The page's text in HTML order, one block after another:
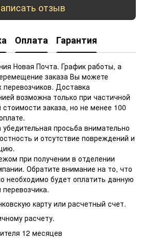
отзыв
Оплата Гарантия
Новая Почта. График работы, а
заказа Вы можете
Доставка
возможна только при частичной
заказа, но не менее 100
просьба внимательно
и отсутствие повреждений и
при получении в отделении
Обратите внимание на то, что
необходимо будет оплатить данную
карту или расчетный счет.
расчету.
12 месяцев